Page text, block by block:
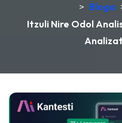
> Bloga
Itzuli Nire Odol